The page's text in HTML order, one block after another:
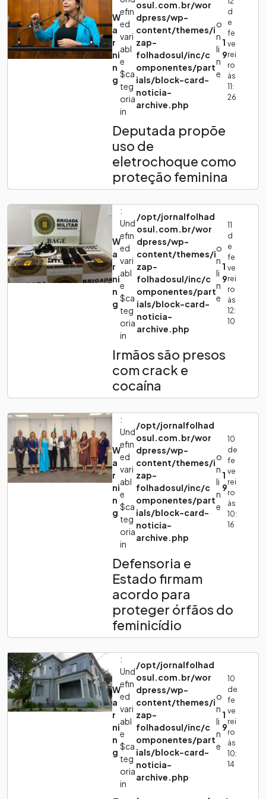
W
a
r
ni
n
g
efin
ed
vari
abl
e
$ca
teg
oria
in
osul.com.br/wor
dpress/wp-
content/themes/i
zap-
folhadosul/inc/c
omponentes/part
ials/block-card-
noticia-
archive.php
o
n
li
n
e
1
9
d
e
fe
ve
rei
ro
às
11:
26
Deputada propõe
uso de
eletrochoque como
proteção feminina
W
a
r
ni
n
g
:
Und
efin
ed
vari
abl
e
$ca
teg
oria
in
/opt/jornalfolhad
osul.com.br/wor
dpress/wp-
content/themes/i
zap-
folhadosul/inc/c
omponentes/part
ials/block-card-
noticia-
archive.php
o
n
li
n
e
1
9
11
d
e
fe
ve
rei
ro
às
12:
10
Irmãos são presos
com crack e
cocaína
W
a
r
ni
n
g
:
Und
efin
ed
vari
abl
e
$ca
teg
oria
in
/opt/jornalfolhad
osul.com.br/wor
dpress/wp-
content/themes/i
zap-
folhadosul/inc/c
omponentes/part
ials/block-card-
noticia-
archive.php
o
n
li
n
e
1
9
10
de
fe
ve
rei
ro
às
10:
16
Defensoria e
Estado firmam
acordo para
proteger órfãos do
feminicídio
W
a
r
ni
n
g
:
Und
efin
ed
vari
abl
e
$ca
teg
oria
in
/opt/jornalfolhad
osul.com.br/wor
dpress/wp-
content/themes/i
zap-
folhadosul/inc/c
omponentes/part
ials/block-card-
noticia-
archive.php
o
n
li
n
e
1
9
10
de
fe
ve
rei
ro
às
10:
14